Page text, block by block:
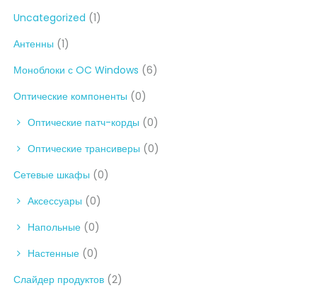
Uncategorized (1)
Антенны (1)
Моноблоки с OC Windows (6)
Оптические компоненты (0)
Оптические патч-корды (0)
Оптические трансиверы (0)
Сетевые шкафы (0)
Аксессуары (0)
Напольные (0)
Настенные (0)
Слайдер продуктов (2)